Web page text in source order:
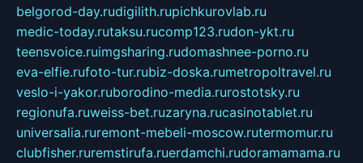
belgorod-day.rudigilith.rupichkurovlab.ru
medic-today.rutaksu.rucomp123.rudon-ykt.ru
teensvoice.ruimgsharing.rudomashnee-porno.ru
eva-elfie.rufoto-tur.rubiz-doska.rumetropoltravel.ru
veslo-i-yakor.ruborodino-media.rurostotsky.ru
regionufa.ruweiss-bet.ruzaryna.rucasinotablet.ru
universalia.ruremont-mebeli-moscow.rutermomur.ru
clubfisher.ruremstirufa.ruerdamchi.rudoramamama.ru